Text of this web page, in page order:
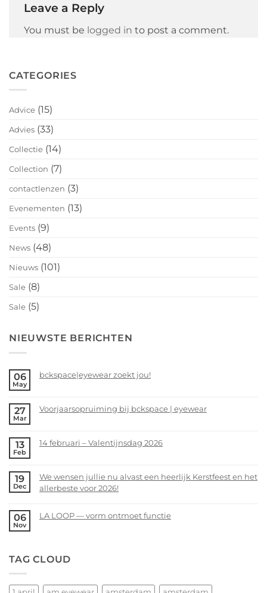
Leave a Reply
You must be logged in to post a comment.
CATEGORIES
Advice (15)
Advies (33)
Collectie (14)
Collection (7)
contactlenzen (3)
Evenementen (13)
Events (9)
News (48)
Nieuws (101)
Sale (8)
Sale (5)
NIEUWSTE BERICHTEN
06
May
bckspace|eyewear zoekt jou!
on
jou!
27
Mar
Voorjaarsopruiming bij bckspace | eyewear
on
bckspace
|
13
Feb
14 februari – Valentijnsdag 2026
on
14
–
19
Dec
We wensen jullie nu alvast een heerlijk Kerstfeest en het
allerbeste voor 2026!
Comments
jullie
06
Nov
LA LOOP — vorm ontmoet functie
LA
—
TAG CLOUD